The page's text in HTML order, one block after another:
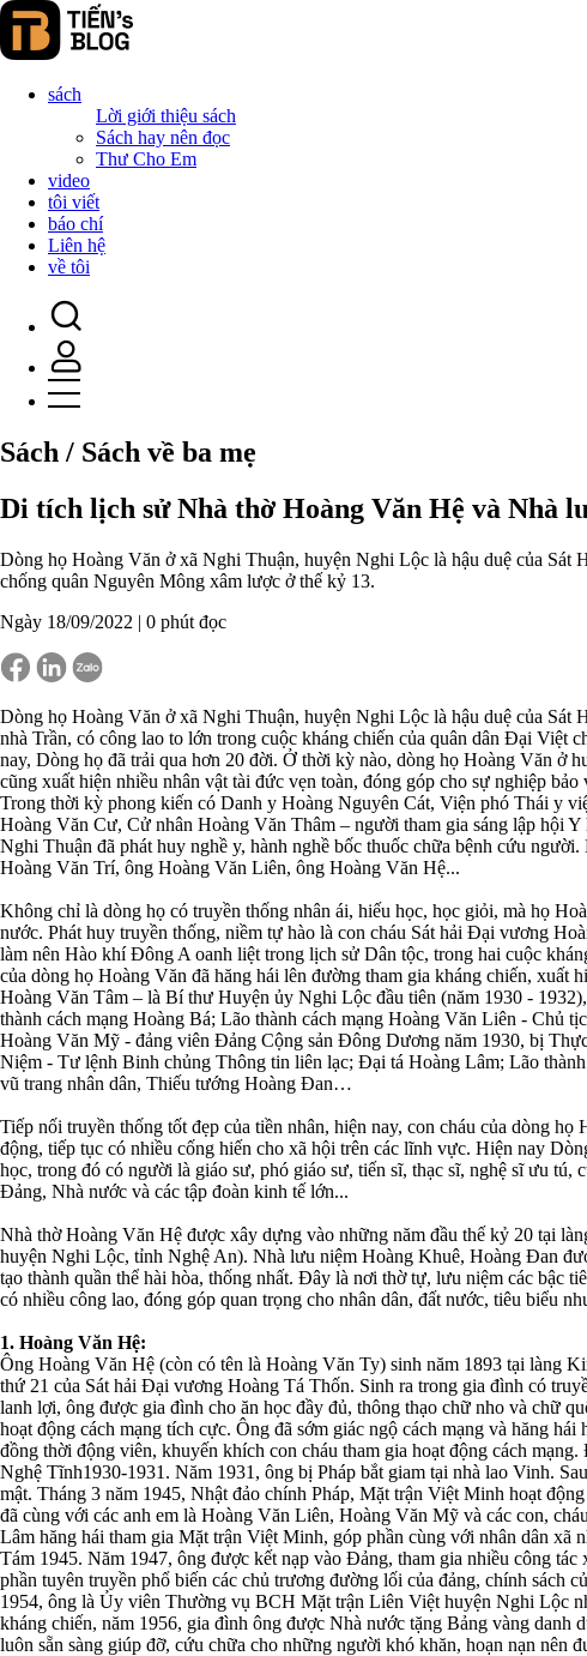
sách
Lời giới thiệu sách
Sách hay nên đọc
Thư Cho Em
video
tôi viết
báo chí
Liên hệ
về tôi
Sách / Sách về ba mẹ
Di tích lịch sử Nhà thờ Hoàng Văn Hệ và Nhà
Dòng họ Hoàng Văn ở xã Nghi Thuận, huyện Nghi Lộc là hậu duệ của
chống quân Nguyên Mông xâm lược ở thế kỷ 13.
Ngày 18/09/2022 | 0 phút đọc
Dòng họ Hoàng Văn ở xã Nghi Thuận, huyện Nghi Lộc là hậu duệ của
nhà Trần, có công lao to lớn trong cuộc kháng chiến của quân dân Đại Việt
nay, Dòng họ đã trải qua hơn 20 đời. Ở thời kỳ nào, dòng họ Hoàng Văn ở
cũng xuất hiện nhiều nhân vật tài đức vẹn toàn, đóng góp cho sự nghiệp
Trong thời kỳ phong kiến có Danh y Hoàng Nguyên Cát, Viện phó Thái y
Hoàng Văn Cư, Cử nhân Hoàng Văn Thâm – người tham gia sáng lập hội
Nghi Thuận đã phát huy nghề y, hành nghề bốc thuốc chữa bệnh cứu
Hoàng Văn Trí, ông Hoàng Văn Liên, ông Hoàng Văn Hệ...
Không chỉ là dòng họ có truyền thống nhân ái, hiếu học, học giỏi, mà họ
nước. Phát huy truyền thống, niềm tự hào là con cháu Sát hải Đại vương
làm nên Hào khí Đông A oanh liệt trong lịch sử Dân tộc, trong hai cuộc
của dòng họ Hoàng Văn đã hăng hái lên đường tham gia kháng chiến, xuất
Hoàng Văn Tâm – là Bí thư Huyện ủy Nghi Lộc đầu tiên (năm 1930 -
thành cách mạng Hoàng Bá; Lão thành cách mạng Hoàng Văn Liên - Chủ
Hoàng Văn Mỹ - đảng viên Đảng Cộng sản Đông Dương năm 1930, bị
Niệm - Tư lệnh Binh chủng Thông tin liên lạc; Đại tá Hoàng Lâm; Lão
vũ trang nhân dân, Thiếu tướng Hoàng Đan…
Tiếp nối truyền thống tốt đẹp của tiền nhân, hiện nay, con cháu của dòng
động, tiếp tục có nhiều cống hiến cho xã hội trên các lĩnh vực. Hiện nay
học, trong đó có người là giáo sư, phó giáo sư, tiến sĩ, thạc sĩ, nghệ sĩ ưu tú,
Đảng, Nhà nước và các tập đoàn kinh tế lớn...
Nhà thờ Hoàng Văn Hệ được xây dựng vào những năm đầu thế kỷ 20 tại
huyện Nghi Lộc, tỉnh Nghệ An). Nhà lưu niệm Hoàng Khuê, Hoàng Đan
tạo thành quần thể hài hòa, thống nhất. Đây là nơi thờ tự, lưu niệm các bậc
có nhiều công lao, đóng góp quan trọng cho nhân dân, đất nước, tiêu biểu
1. Hoàng Văn Hệ:
Ông Hoàng Văn Hệ (còn có tên là Hoàng Văn Ty) sinh năm 1893 tại làng
thứ 21 của Sát hải Đại vương Hoàng Tá Thốn. Sinh ra trong gia đình có
lanh lợi, ông được gia đình cho ăn học đầy đủ, thông thạo chữ nho và chữ
hoạt động cách mạng tích cực. Ông đã sớm giác ngộ cách mạng và hăng
đồng thời động viên, khuyến khích con cháu tham gia hoạt động cách
Nghệ Tĩnh1930-1931. Năm 1931, ông bị Pháp bắt giam tại nhà lao Vinh.
mật. Tháng 3 năm 1945, Nhật đảo chính Pháp, Mặt trận Việt Minh hoạt
đã cùng với các anh em là Hoàng Văn Liên, Hoàng Văn Mỹ và các con,
Lâm hăng hái tham gia Mặt trận Việt Minh, góp phần cùng với nhân dân xã
Tám 1945. Năm 1947, ông được kết nạp vào Đảng, tham gia nhiều công
phần tuyên truyền phổ biến các chủ trương đường lối của đảng, chính sách
1954, ông là Ủy viên Thường vụ BCH Mặt trận Liên Việt huyện Nghi Lộc
kháng chiến, năm 1956, gia đình ông được Nhà nước tặng Bảng vàng danh
luôn sẵn sàng giúp đỡ, cứu chữa cho những người khó khăn, hoạn nạn nên